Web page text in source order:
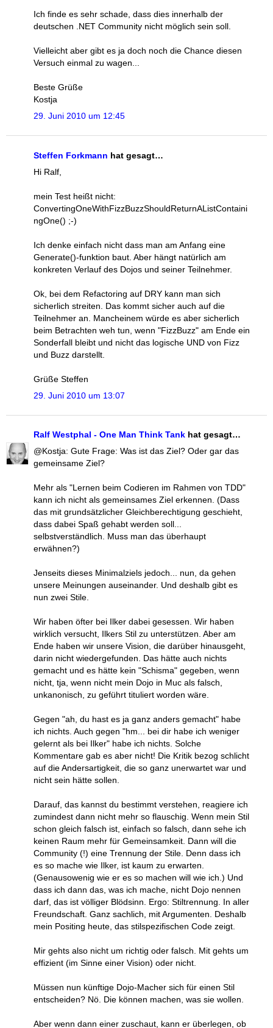
Ich finde es sehr schade, dass dies innerhalb der
deutschen .NET Community nicht möglich sein soll.
Vielleicht aber gibt es ja doch noch die Chance diesen
Versuch einmal zu wagen...
Beste Grüße
Kostja
29. Juni 2010 um 12:45
Steffen Forkmann hat gesagt…
Hi Ralf,
mein Test heißt nicht:
ConvertingOneWithFizzBuzzShouldReturnAListContaini
ngOne() ;-)
Ich denke einfach nicht dass man am Anfang eine
Generate()-funktion baut. Aber hängt natürlich am
konkreten Verlauf des Dojos und seiner Teilnehmer.
Ok, bei dem Refactoring auf DRY kann man sich
sicherlich streiten. Das kommt sicher auch auf die
Teilnehmer an. Mancheinem würde es aber sicherlich
beim Betrachten weh tun, wenn "FizzBuzz" am Ende ein
Sonderfall bleibt und nicht das logische UND von Fizz
und Buzz darstellt.
Grüße Steffen
29. Juni 2010 um 13:07
Ralf Westphal - One Man Think Tank hat gesagt…
@Kostja: Gute Frage: Was ist das Ziel? Oder gar das
gemeinsame Ziel?
Mehr als "Lernen beim Codieren im Rahmen von TDD"
kann ich nicht als gemeinsames Ziel erkennen. (Dass
das mit grundsätzlicher Gleichberechtigung geschieht,
dass dabei Spaß gehabt werden soll...
selbstverständlich. Muss man das überhaupt
erwähnen?)
Jenseits dieses Minimalziels jedoch... nun, da gehen
unsere Meinungen auseinander. Und deshalb gibt es
nun zwei Stile.
Wir haben öfter bei Ilker dabei gesessen. Wir haben
wirklich versucht, Ilkers Stil zu unterstützen. Aber am
Ende haben wir unsere Vision, die darüber hinausgeht,
darin nicht wiedergefunden. Das hätte auch nichts
gemacht und es hätte kein "Schisma" gegeben, wenn
nicht, tja, wenn nicht mein Dojo in Muc als falsch,
unkanonisch, zu geführt tituliert worden wäre.
Gegen "ah, du hast es ja ganz anders gemacht" habe
ich nichts. Auch gegen "hm... bei dir habe ich weniger
gelernt als bei Ilker" habe ich nichts. Solche
Kommentare gab es aber nicht! Die Kritik bezog schlicht
auf die Andersartigkeit, die so ganz unerwartet war und
nicht sein hätte sollen.
Darauf, das kannst du bestimmt verstehen, reagiere ich
zumindest dann nicht mehr so flauschig. Wenn mein Stil
schon gleich falsch ist, einfach so falsch, dann sehe ich
keinen Raum mehr für Gemeinsamkeit. Dann will die
Community (!) eine Trennung der Stile. Denn dass ich
es so mache wie Ilker, ist kaum zu erwarten.
(Genausowenig wie er es so machen will wie ich.) Und
dass ich dann das, was ich mache, nicht Dojo nennen
darf, das ist völliger Blödsinn. Ergo: Stiltrennung. In aller
Freundschaft. Ganz sachlich, mit Argumenten. Deshalb
mein Positing heute, das stilspezifischen Code zeigt.
Mir gehts also nicht um richtig oder falsch. Mit gehts um
effizient (im Sinne einer Vision) oder nicht.
Müssen nun künftige Dojo-Macher sich für einen Stil
entscheiden? Nö. Die können machen, was sie wollen.
Aber wenn dann einer zuschaut, kann er überlegen, ob